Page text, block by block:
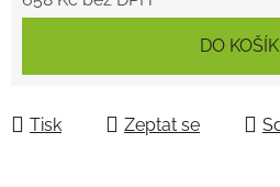
DO
Tisk Zeptat se